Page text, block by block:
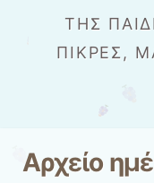
ΤΗΣ
ΠΙΚΡΈΣ,
Μετάβαση στο
Αρχείο